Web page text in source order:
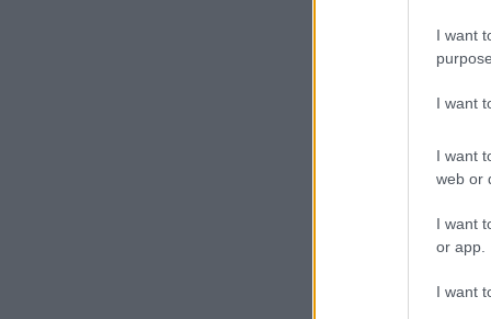
I want
I want
I want
web or
I want
or app.
I want